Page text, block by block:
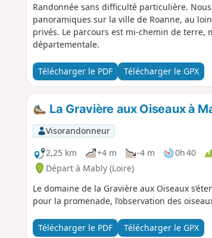
Randonnée sans difficulté particulière.
panoramiques sur la ville de Roanne, au
privés. Le parcours est mi-chemin de terre,
départementale.
Télécharger le PDF Télécharger le GPX
La Gravière aux Oiseaux à
Visorandonneur
2,25 km
+4 m -4 m 0h 40
Départ à Mably (Loire)
Le domaine de la Gravière aux Oiseaux
pour la promenade, l’observation des
Télécharger le PDF Télécharger le GPX